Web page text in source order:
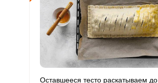
Оставшееся тесто раскатываем до